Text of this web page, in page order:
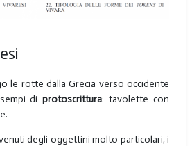
le rotte dalla Grecia verso occidente
diprotoscrittura: tavolette con
degli oggettini molto particolari, i